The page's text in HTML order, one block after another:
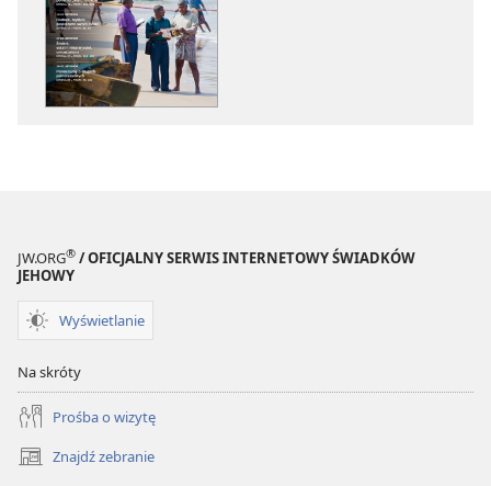
JW.ORG® / OFICJALNY SERWIS INTERNETOWY ŚWIADKÓW
JEHOWY
Wyświetlanie
Na skróty
Prośba o wizytę
Znajdź zebranie
(opens